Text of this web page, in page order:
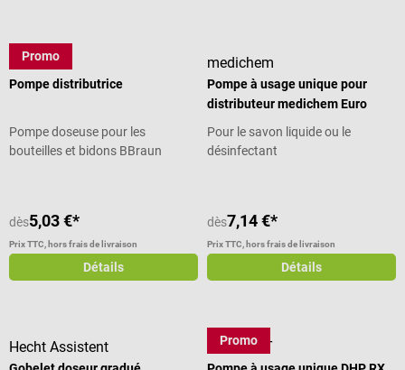
Promo
B. Braun
Pompe distributrice
Pompe doseuse pour les
bouteilles et bidons BBraun
dès5,03 €*
Prix TTC, hors frais de livraison
Détails
medichem
Pompe à usage unique pour
distributeur medichem Euro
Pour le savon liquide ou le
désinfectant
dès7,14 €*
Prix TTC, hors frais de livraison
Détails
Hecht Assistent Promo
OPHARDT